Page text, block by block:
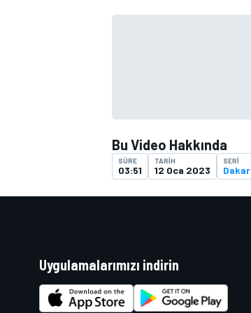
Bu Video Hakkında
SÜRE
03:51
TARIH
12 Oca 2023
SERI
Dakar
Uygulamalarımızı indirin